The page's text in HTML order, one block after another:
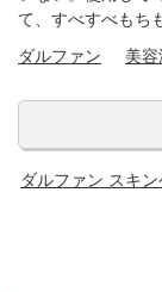
て、すべすべもち
ダルファン
美
ダルファン スキ